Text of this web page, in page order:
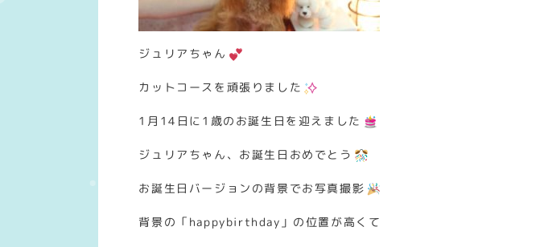
ジュリアちゃん
カットコースを頑張りました
1月14日に1歳のお誕生日を迎えました
ジュリアちゃん、お誕生日おめでとう
お誕生日バージョンの背景でお写真撮影
背景の「happybirthday」の位置が高くて